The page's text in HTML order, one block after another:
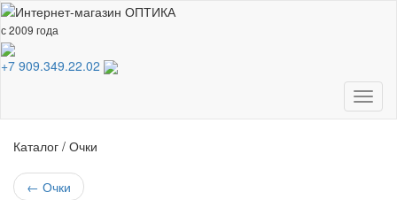
с 2009 года
+7 909.349.22.02
Каталог / Очки
← Очки